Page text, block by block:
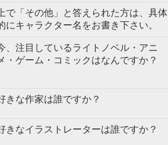
上で「その他」と答えられた方は、具体
にキャラクター名をお書き下さい。
、注目しているライトノベル・アニ
・ゲーム・コミックはなんですか？
きな作家は誰ですか？
きなイラストレーターは誰ですか？